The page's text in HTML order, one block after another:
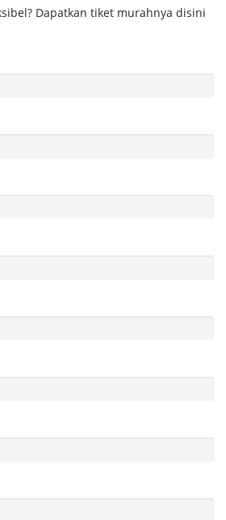
Dapatkan tiket murahnya disini